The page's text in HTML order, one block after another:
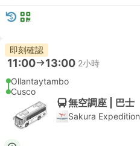
即刻確認
11:00 13:00 2小時
Ollantaytambo
Cusco
無空調座 | 巴士
Sakura Expedition